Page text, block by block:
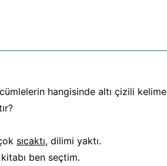
hangisinde altı çizili kelime
sıcaktı, dilimi yaktı.
kitabı ben seçtim.